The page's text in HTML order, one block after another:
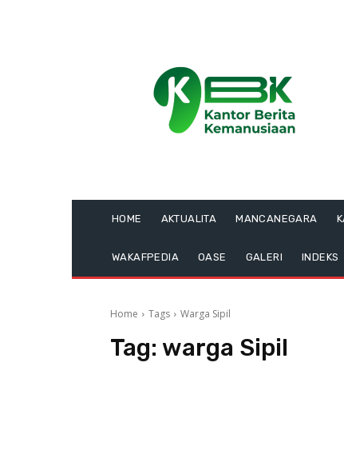
HOME AKTUALITA MANCANEGARA
WAKAFPEDIA OASE GALERI INDEKS
Home Tags Warga Sipil
Tag: warga Sipil